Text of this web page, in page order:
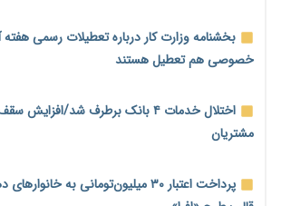
آغاز اجرای پایلوت «ردا کارت» برای دانشجویان
محدودیت تازه برای شبکه بانکی؛ افزایش
کنترل تورم
ترمز تولید خودرو
بخشنامه وزارت کار درباره تعطیلات رسمی
خصوصی هم تعطیل هستند
اختلال خدمات ۴ بانک برطرف شد/
مشتریان
پرداخت اعتبار ۳۰ میلیون‌تومانی به